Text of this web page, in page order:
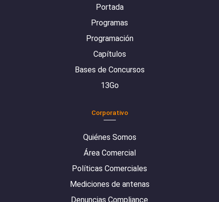
Portada
Programas
Programación
Capítulos
Bases de Concursos
13Go
Corporativo
Quiénes Somos
Área Comercial
Políticas Comerciales
Mediciones de antenas
Denuncias Compliance